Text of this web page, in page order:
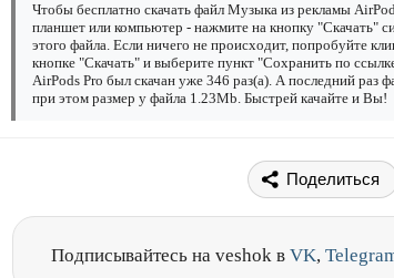
Чтобы бесплатно скачать файл Музыка из рекламы
планшет или компьютер - нажмите на кнопку "Скачать"
этого файла. Если ничего не происходит, попробуйте
кнопке "Скачать" и выберите пункт "Сохранить по
AirPods Pro был скачан уже 346 раз(а). А последний раз
при этом размер у файла 1.23Mb. Быстрей качайте и Вы!
Поделиться
Подписывайтесь на veshok в VK,